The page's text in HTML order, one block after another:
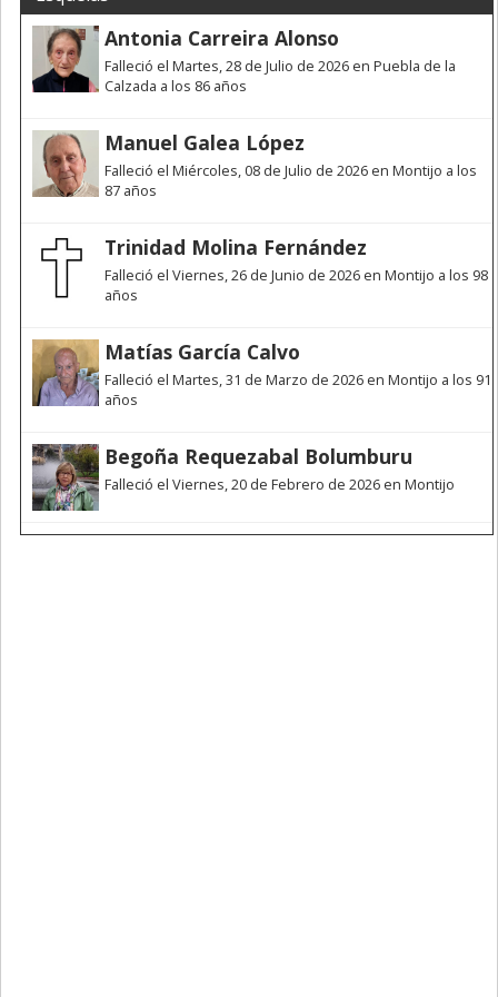
Antonia Carreira Alonso
Falleció el Martes, 28 de Julio de 2026 en Puebla de la
Calzada a los 86 años
Manuel Galea López
Falleció el Miércoles, 08 de Julio de 2026 en Montijo a los
87 años
Trinidad Molina Fernández
Falleció el Viernes, 26 de Junio de 2026 en Montijo a los 98
años
Matías García Calvo
Falleció el Martes, 31 de Marzo de 2026 en Montijo a los 91
años
Begoña Requezabal Bolumburu
Falleció el Viernes, 20 de Febrero de 2026 en Montijo